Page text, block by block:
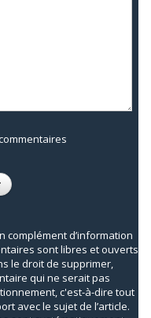
complément d’information
sont libres et ouverts
le droit de supprimer,
qui ne serait pas
c'est-à-dire tout
avec le sujet de l’article.